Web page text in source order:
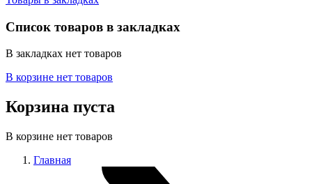
Список товаров в закладках
В закладках нет товаров
В корзине нет товаров
Корзина пуста
В корзине нет товаров
Главная